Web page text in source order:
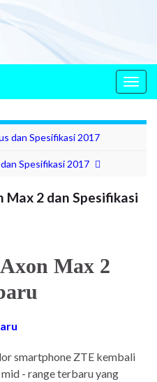
dan Spesifikasi 2017
Spesifikasi 2017
Max 2 dan Spesifikasi
Max 2
smartphone ZTE kembali
- range terbaru yang